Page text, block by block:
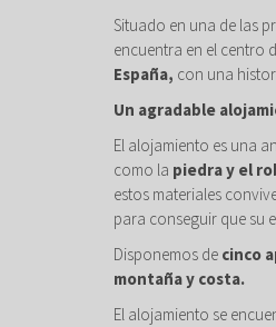
Situado en una de las
encuentra en el centro
España, con una
Un agradable
El alojamiento es una
como la piedra y el
estos materiales
para conseguir que su
Disponemos de cinco
montaña y costa.
El alojamiento se